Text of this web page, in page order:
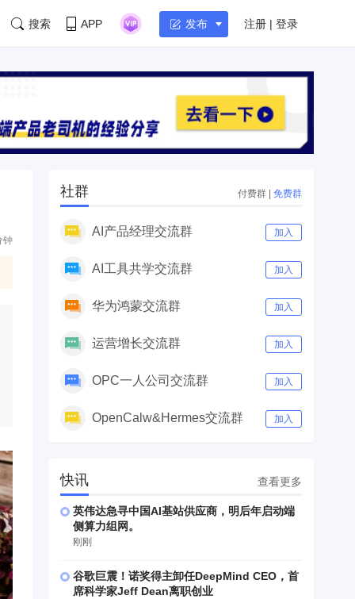
搜索 APP 发布 注册 | 登录
钟
社群 付费群 | 免费群
AI产品经理交流群 加入
AI工具共学交流群 加入
华为鸿蒙交流群 加入
运营增长交流群 加入
OPC一人公司交流群 加入
OpenCalw&Hermes交流群 加入
快讯 查看更多
英伟达急寻中国AI基站供应商，明后年启动端
侧算力组网。
刚刚
谷歌巨震！诺奖得主卸任DeepMind CEO，首
席科学家Jeff Dean离职创业